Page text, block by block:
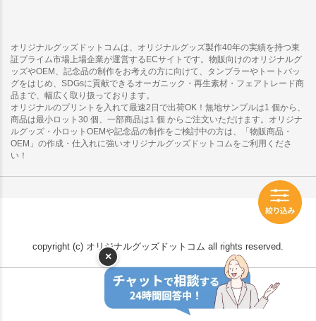
オリジナルグッズドットコムは、オリジナルグッズ製作40年の実績を持つ東
証プライム市場上場企業が運営するECサイトです。物販向けのオリジナルグ
ッズやOEM、記念品の制作をお考えの方に向けて、タンブラーやトートバッ
グをはじめ、SDGsに貢献できるオーガニック・再生素材・フェアトレード商
品まで、幅広く取り扱っております。
オリジナルのプリントを入れて最速2日で出荷OK！無地サンプルは1 個から、
商品は最小ロット30 個、一部商品は1 個 からご注文いただけます。オリジナ
ルグッズ・小ロットOEMや記念品の制作をご検討中の方は、「物販商品・
OEM」の作成・仕入れに強いオリジナルグッズドットコムをご利用くださ
い！
copyright (c) オリジナルグッズドットコム all rights reserved.
×